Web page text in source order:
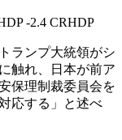
-2.4 CRHDP
ランプ大統領がシ
触れ、日本が前ア
保理制裁委員会を
応する」と述べ